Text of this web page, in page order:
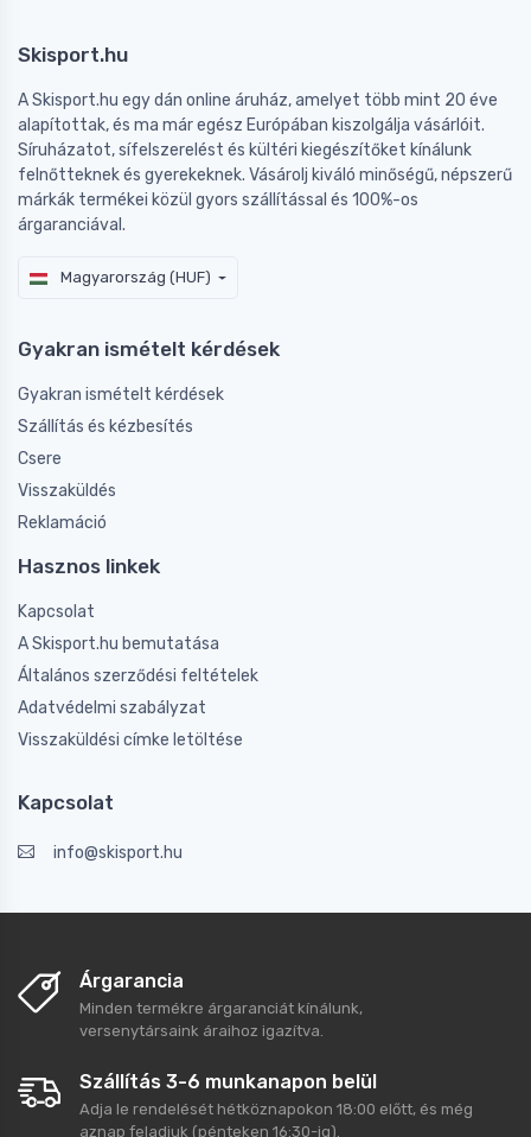
Skisport.hu
A Skisport.hu egy dán online áruház, amelyet több mint 20 éve
alapítottak, és ma már egész Európában kiszolgálja vásárlóit.
Síruházatot, sífelszerelést és kültéri kiegészítőket kínálunk
felnőtteknek és gyerekeknek. Vásárolj kiváló minőségű, népszerű
márkák termékei közül gyors szállítással és 100%-os
árgaranciával.
Magyarország (HUF)
Gyakran ismételt kérdések
Gyakran ismételt kérdések
Szállítás és kézbesítés
Csere
Visszaküldés
Reklamáció
Hasznos linkek
Kapcsolat
A Skisport.hu bemutatása
Általános szerződési feltételek
Adatvédelmi szabályzat
Visszaküldési címke letöltése
Kapcsolat
info@skisport.hu
Árgarancia
Minden termékre árgaranciát kínálunk,
versenytársaink áraihoz igazítva.
Szállítás 3-6 munkanapon belül
Adja le rendelését hétköznapokon 18:00 előtt, és még
aznap feladjuk (pénteken 16:30-ig).